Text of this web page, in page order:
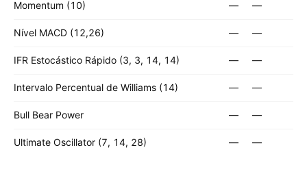
Momentum (10) — —
Nível MACD (12,26) — —
IFR Estocástico Rápido (3, 3, 14, 14) — —
Intervalo Percentual de Williams (14) — —
Bull Bear Power — —
Ultimate Oscillator (7, 14, 28) — —